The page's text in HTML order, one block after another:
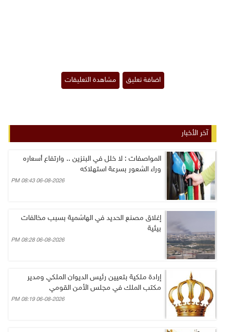
آخر الأخبار
المواصفات : لا خلل في البنزين .. وارتفاع أسعاره
وراء الشعور بسرعة استهلاكه
06-08-2026 08:43 PM
إغلاق مصنع الحديد في الهاشمية بسبب مخالفات
بيئية
06-08-2026 08:28 PM
إرادة ملكية بتعيين رئيس الديوان الملكي ومدير
مكتب الملك في مجلس الأمن القومي
06-08-2026 08:19 PM